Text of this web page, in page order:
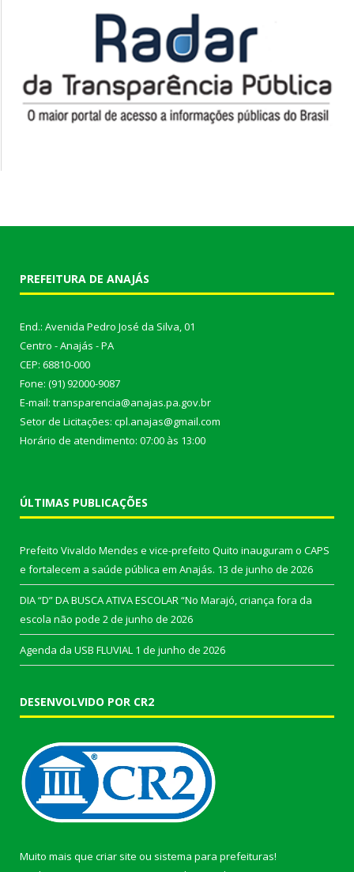
PREFEITURA DE ANAJÁS
End.: Avenida Pedro José da Silva, 01
Centro - Anajás - PA
CEP: 68810-000
Fone: (91) 92000-9087
E-mail: transparencia@anajas.pa.gov.br
Setor de Licitações: cpl.anajas@gmail.com
Horário de atendimento: 07:00 às 13:00
ÚLTIMAS PUBLICAÇÕES
Prefeito Vivaldo Mendes e vice-prefeito Quito inauguram o CAPS
e fortalecem a saúde pública em Anajás. 13 de junho de 2026
DIA “D” DA BUSCA ATIVA ESCOLAR “No Marajó, criança fora da
escola não pode 2 de junho de 2026
Agenda da USB FLUVIAL 1 de junho de 2026
DESENVOLVIDO POR CR2
Muito mais que criar site ou sistema para prefeituras!